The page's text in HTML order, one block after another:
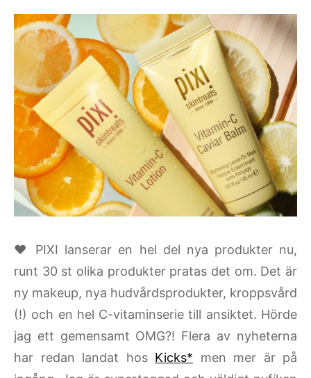
♥ PIXI lanserar en hel del nya produkter nu,
runt 30 st olika produkter pratas det om. Det är
ny makeup, nya hudvårdsprodukter, kroppsvård
(!) och en hel C-vitaminserie till ansiktet. Hörde
jag ett gemensamt OMG?! Flera av nyheterna
har redan landat hos Kicks* men mer är på